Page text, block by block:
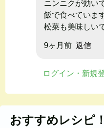
ニンニクが効い
飯で食べていま
松菜も美味しい
9ヶ月前 返信
ログイン・新規
おすすめレシピ！